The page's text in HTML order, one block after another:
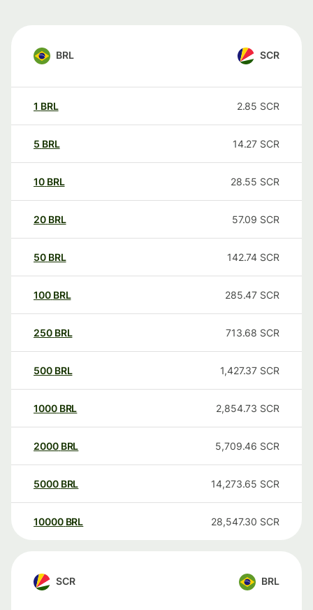
BRL SCR
1 BRL 2.85 SCR
5 BRL 14.27 SCR
10 BRL 28.55 SCR
20 BRL 57.09 SCR
50 BRL 142.74 SCR
100 BRL 285.47 SCR
250 BRL 713.68 SCR
500 BRL 1,427.37 SCR
1000 BRL 2,854.73 SCR
2000 BRL 5,709.46 SCR
5000 BRL 14,273.65 SCR
10000 BRL 28,547.30 SCR
SCR BRL